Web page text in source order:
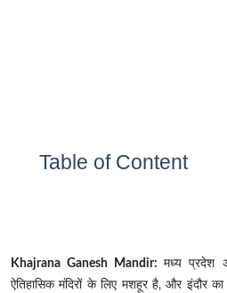
Table of Content
Khajrana Ganesh Mandir:मध्य प्रदेश
ऐतिहासिक मंदिरों के लिए मशहूर है, और इंदौर